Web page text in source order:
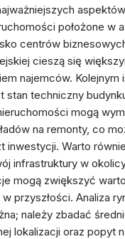
położone w
centrów
cieszą się
najemców. Kolejnym
stan techniczny
mogą
na remonty, co
inwestycji. Warto
infrastruktury w
mogą zwiększyć
przyszłości. Analiza
należy zbadać
lokalizacji oraz popyt